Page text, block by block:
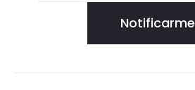
Notificarme